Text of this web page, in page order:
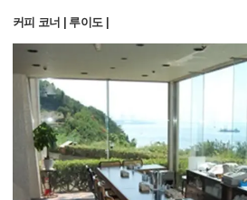
커피 코너 | 루이도 |